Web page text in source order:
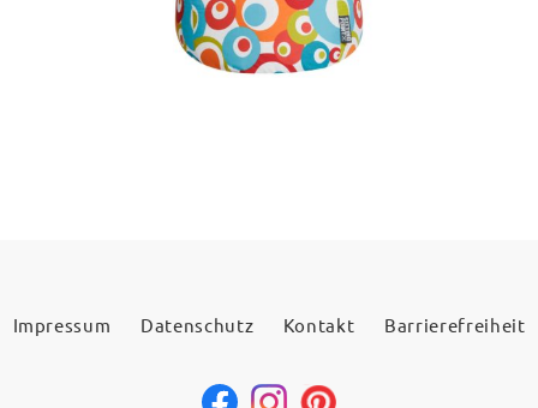
Impressum Datenschutz Kontakt Barrierefreiheit